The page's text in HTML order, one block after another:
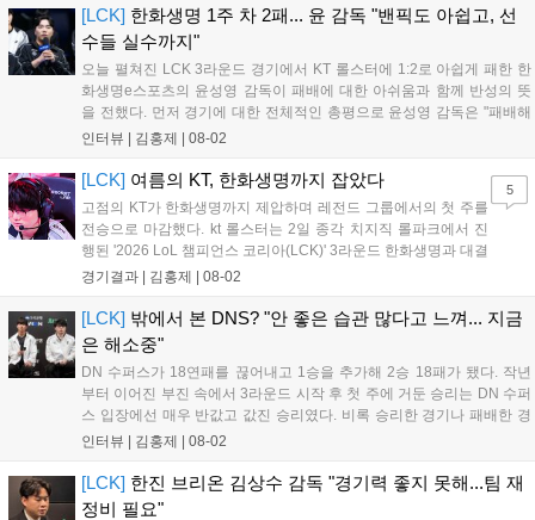
[LCK] 한화생명 1주 차 2패... 윤 감독 "밴픽도 아쉽고, 선
수들 실수까지"
오늘 펼쳐진 LCK 3라운드 경기에서 KT 롤스터에 1:2로 아쉽게 패한 한
화생명e스포츠의 윤성영 감독이 패배에 대한 아쉬움과 함께 반성의 뜻
을 전했다. 먼저 경기에 대한 전체적인 총평으로 윤성영 감독은 "패배해
서 아쉽지만, 부족한 부분을 잘 보완해 다음 경기에서는 반드시 승리하
소 아쉬...
인터뷰 | 김홍제 | 08-02
[LCK] 여름의 KT, 한화생명까지 잡았다
고점의 KT가 한화생명까지 제압하며 레전드 그룹에서의 첫 주를
전승으로 마감했다. kt 롤스터는 2일 종각 치지직 롤파크에서 진
행된 '2026 LoL 챔피언스 코리아(LCK)' 3라운드 한화생명과 대결
에서 2:1로 승리하며 상승세를 이어가게 됐다. kt 롤스터는 초반에
다. 그리고 KT는 탑에서...
경기결과 | 김홍제 | 08-02
5
[LCK] 밖에서 본 DNS? "안 좋은 습관 많다고 느껴... 지금
은 해소중"
DN 수퍼스가 18연패를 끊어내고 1승을 추가해 2승 18패가 됐다. 작년
부터 이어진 부진 속에서 3라운드 시작 후 첫 주에 거둔 승리는 DN 수퍼
스 입장에선 매우 반값고 값진 승리였다. 비록 승리한 경기나 패배한 경
기에서 여전히 아쉬운 점도 있었지만, 오랜만에 거둔 승리였기 때문에
다"고...
인터뷰 | 김홍제 | 08-02
[LCK] 한진 브리온 김상수 감독 "경기력 좋지 못해...팀 재
정비 필요"